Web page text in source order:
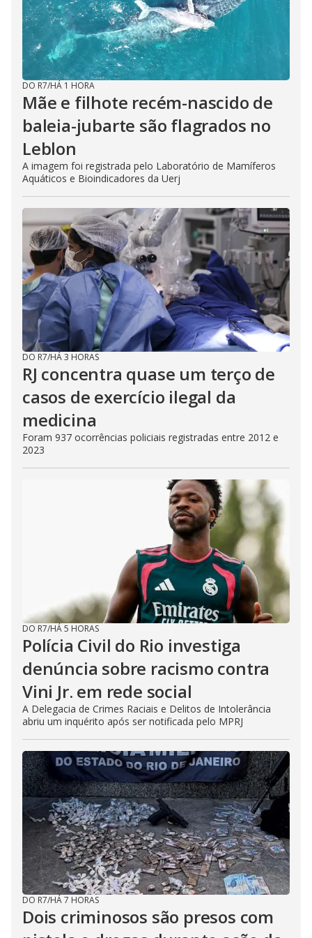
e
o
DO R7/HÁ 1 HORA
Mãe e filhote recém-nascido de
baleia-jubarte são flagrados no
Leblon
A imagem foi registrada pelo Laboratório de Mamíferos
Aquáticos e Bioindicadores da Uerj
DO R7/HÁ 3 HORAS
RJ concentra quase um terço de
casos de exercício ilegal da
medicina
Foram 937 ocorrências policiais registradas entre 2012 e
2023
DO R7/HÁ 5 HORAS
Polícia Civil do Rio investiga
denúncia sobre racismo contra
Vini Jr. em rede social
A Delegacia de Crimes Raciais e Delitos de Intolerância
abriu um inquérito após ser notificada pelo MPRJ
DO R7/HÁ 7 HORAS
Dois criminosos são presos com